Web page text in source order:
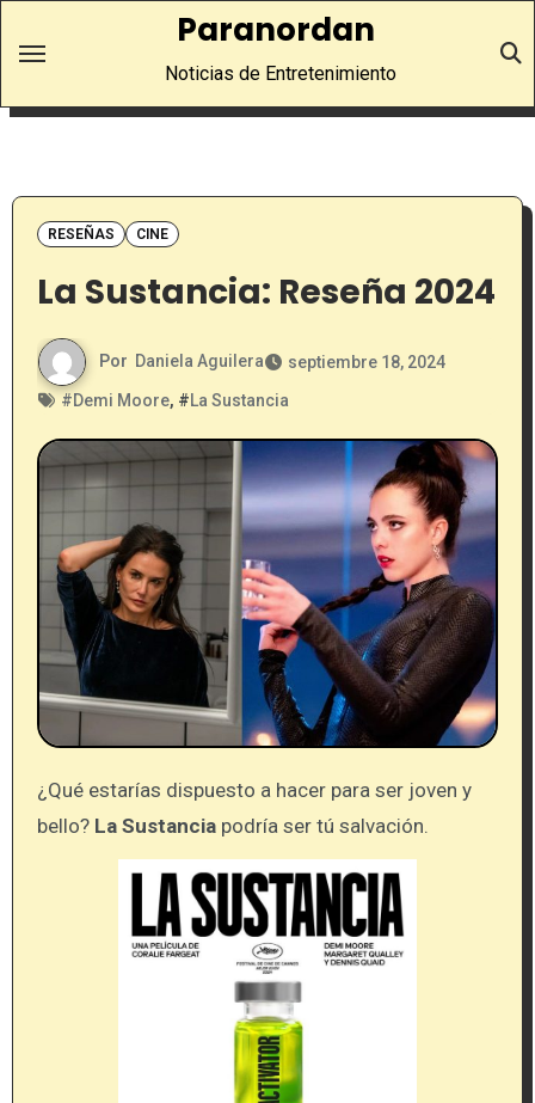
Paranordan
Noticias de Entretenimiento
RESEÑAS CINE
La Sustancia: Reseña 2024
Por Daniela Aguilera
septiembre 18, 2024
#Demi Moore, #La Sustancia
¿Qué estarías dispuesto a hacer para ser joven y
bello? La Sustanciapodría ser tú salvación.